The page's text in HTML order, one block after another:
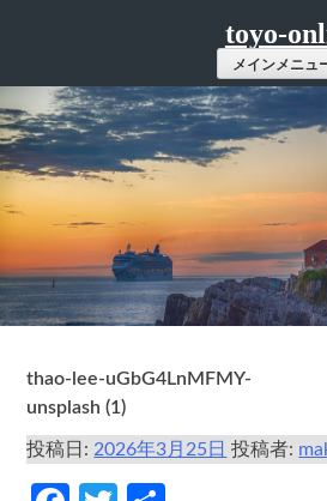
ツ
へ
ス
キ
ッ
プ
toyo-
メインメニュ
thao-lee-uGbG4LnMFMY-
unsplash (1)
投稿日: 2026年3月25日 投稿者: